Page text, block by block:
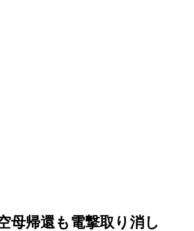
母帰還も電撃取り消し